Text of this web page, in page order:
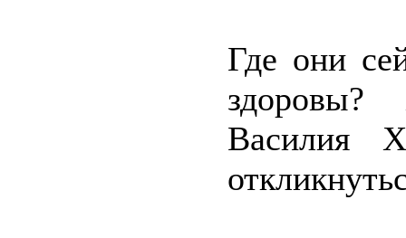
Где они
здоровы?
Василия